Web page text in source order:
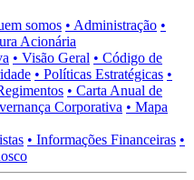
somos • Administração •
Acionária
• Visão Geral • Código de
• Políticas Estratégicas •
• Carta Anual de
Corporativa • Mapa
• Informações Financeiras •